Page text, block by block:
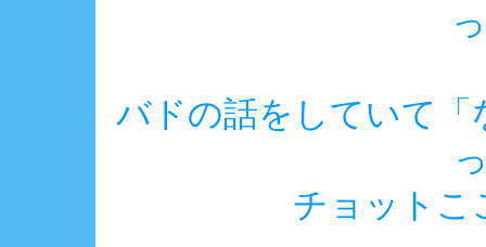
バドの話をしていて
チョットこ